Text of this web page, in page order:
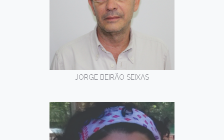
JORGE BEIRÃO SEIXAS